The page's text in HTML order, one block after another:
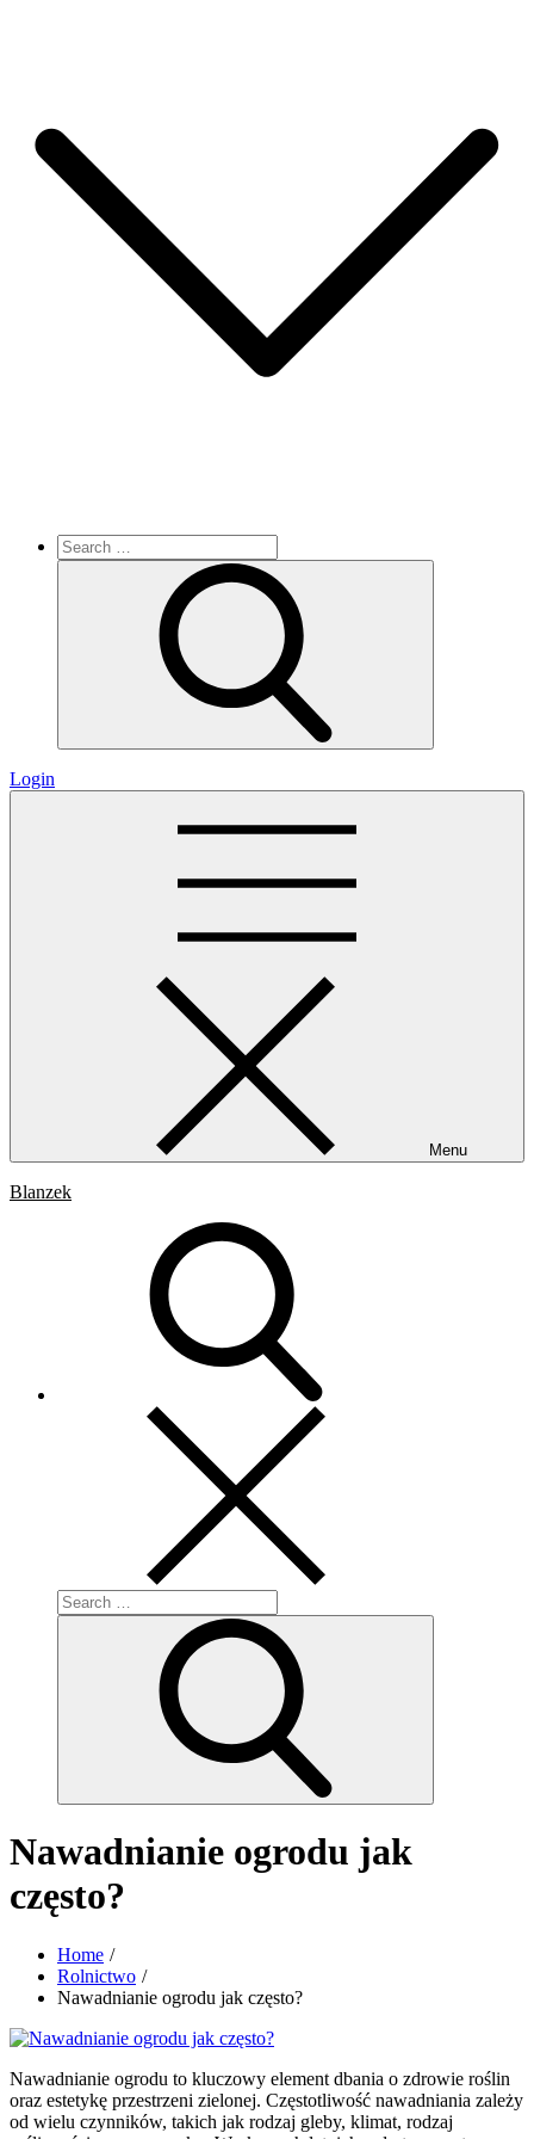
Search
for:
Login
Menu
Blanzek
Search
for:
Nawadnianie ogrodu jak
często?
Home
Rolnictwo
Nawadnianie ogrodu jak często?
Nawadnianie ogrodu to kluczowy element dbania o zdrowie roślin
oraz estetykę przestrzeni zielonej. Częstotliwość nawadniania zależy
od wielu czynników, takich jak rodzaj gleby, klimat, rodzaj